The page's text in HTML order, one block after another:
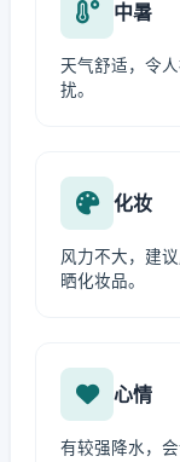
中暑
天气舒适，令
扰。
化妆
风力不大，建
晒化妆品。
心情
有较强降水，